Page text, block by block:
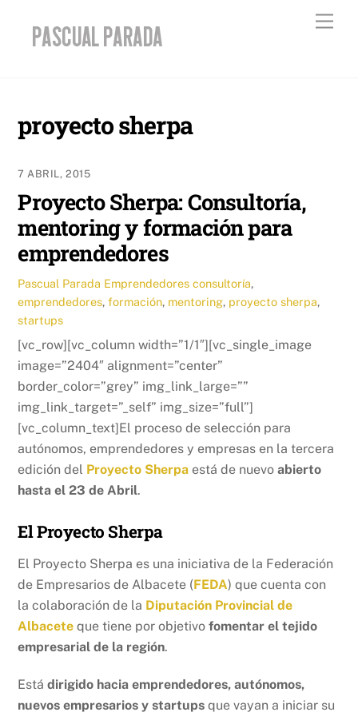
content
proyecto sherpa
7 ABRIL, 2015
Proyecto Sherpa: Consultoría,
mentoring y formación para
emprendedores
Pascual Parada Emprendedores consultoría,
emprendedores,formación, mentoring, proyecto sherpa,
startups
[vc_row][vc_column width=”1/1″][vc_single_image
image=”2404″ alignment=”center”
border_color=”grey” img_link_large=””
img_link_target=”_self” img_size=”full”]
[vc_column_text]El proceso de selección para
autónomos, emprendedores y empresas en la tercera
edición del Proyecto Sherpa está de nuevoabierto
hasta el 23 de Abril.
El Proyecto Sherpa
El Proyecto Sherpa es una iniciativa de la Federación
de Empresarios de Albacete (FEDA) que cuenta con
la colaboración de la Diputación Provincial de
Albacete que tiene por objetivofomentar el tejido
empresarial de la región.
Estádirigido hacia emprendedores, autónomos,
nuevos empresarios y startups que vayan a iniciar su